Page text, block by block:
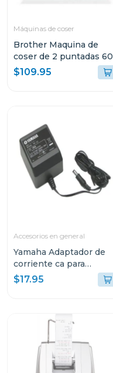
Máquinas de coser
Brother Maquina de
coser de 2 puntadas 60
$109.95
Accesorios en general
Yamaha Adaptador de
corriente ca para
teclados pa3
$17.95